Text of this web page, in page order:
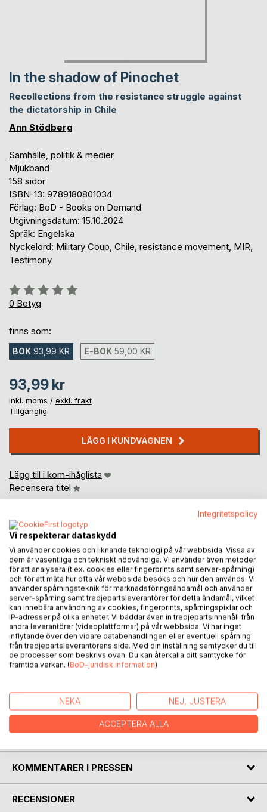
In the shadow of Pinochet
Recollections from the resistance struggle against
the dictatorship in Chile
Ann Stödberg
Samhälle, politik & medier
Mjukband
158 sidor
ISBN-13: 9789180801034
Förlag: BoD - Books on Demand
Utgivningsdatum: 15.10.2024
Språk: Engelska
Nyckelord: Military Coup, Chile, resistance movement, MIR,
Testimony
Betyg::
0%
0 Betyg
finns som:
BOK 93,99 KR E-BOK 59,00 KR
93,99 kr
inkl. moms / exkl. frakt
Tillgänglig
LÄGG I KUNDVAGNEN
Lägg till i kom-ihåglista
Recensera titel
BESKRIVNING
This book is a testimony of the resistance struggle against
the dicatatorship of Pinochet during the first years after the
military coup in Chile in 1973. The autobiographical account
of a young Swedish student who participated in the
resistance movement describes the ruthless persecution
oppressors.
FÖRFATTARE
KOMMENTARER I PRESSEN
RECENSIONER
Integritetspolicy
Vi respekterar dataskydd
Vi använder cookies och liknande teknologi på vår webbsida. Vissa av
dem är väsentliga och tekniskt nödvändiga. Vi använder även metoder
för att analysera (t.ex. cookies eller fingerprints samt server-spårning)
och för att mäta hur ofta vår webbsida besöks och hur den används. Vi
använder spårningsteknik för marknadsföringsändamål och använder
server-spårning samt tredjepartsleverantörer för detta ändamål, vilket
kan innebära användning av cookies, fingerprints, spårningspixlar och
IP-adresser på olika enheter. Vi bäddar även in tredjepartsinnehåll från
andra leverantörer (videoplattformar) på vår webbsida. Vi har inget
inflytande över den vidare databehandlingen eller eventuell spårning
från tredjepartsleverantörens sida. Med din inställning samtycker du till
de processer som beskrivs ovan. Du kan återkalla ditt samtycke för
framtida verkan. (BoD-juridisk information)
NEKA NEJ, JUSTERA
ACCEPTERA ALLA